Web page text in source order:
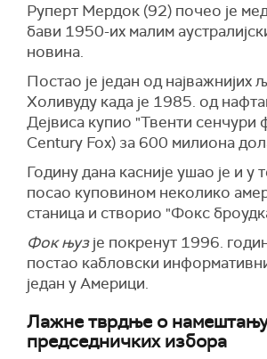
Руперт Мердок (92) почео је
бави 1950-их малим
новина.
Постао је један од најважнијих
Холивуду када је 1985. од
Дејвиса купио "Твенти сенчури
Century Fox) за 600 милиона
Годину дана касније ушао је и у
посао куповином неколико
станица и створио "Фокс
Фок њузје покренут 1996.
постао кабловски
један у Америци.
Лажне тврдње о намештању
председничких избора